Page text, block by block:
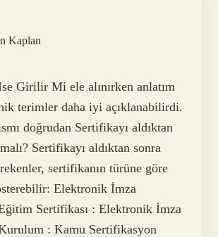
Kaplan
Girilir Mi ele alınırken anlatım
terimler daha iyi açıklanabilirdi.
doğrudan Sertifikayı aldıktan
Sertifikayı aldıktan sonra
sertifikanın türüne göre
Elektronik İmza
Sertifikası : Elektronik İmza
: Kamu Sertifikasyon